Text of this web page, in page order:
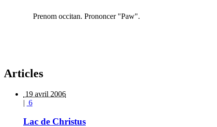
Prenom occitan. Prononcer "Paw".
Articles
19 avril 2006
| 6
Lac de Christus